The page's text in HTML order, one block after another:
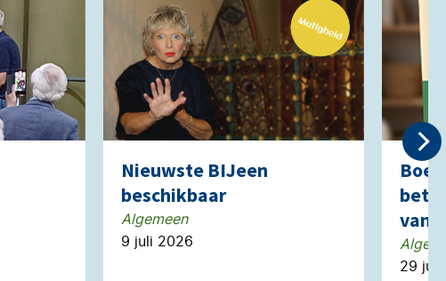
Nieuwste BIJeen
beschikbaar
Algemeen
9 juli 2026
van
29